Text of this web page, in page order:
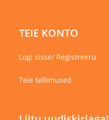
TEIE KONTO
Logi sisse/ Registreeru
Teie tellimused